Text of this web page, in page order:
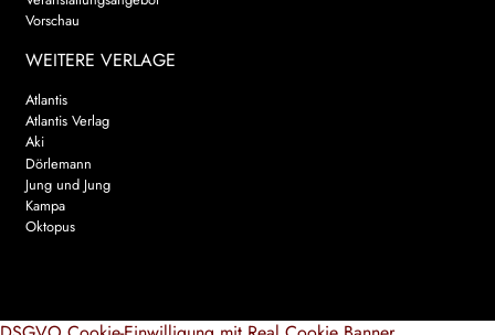
Vorschau
WEITERE VERLAGE
Atlantis
Atlantis Verlag
Aki
Dörlemann
Jung und Jung
Kampa
Oktopus